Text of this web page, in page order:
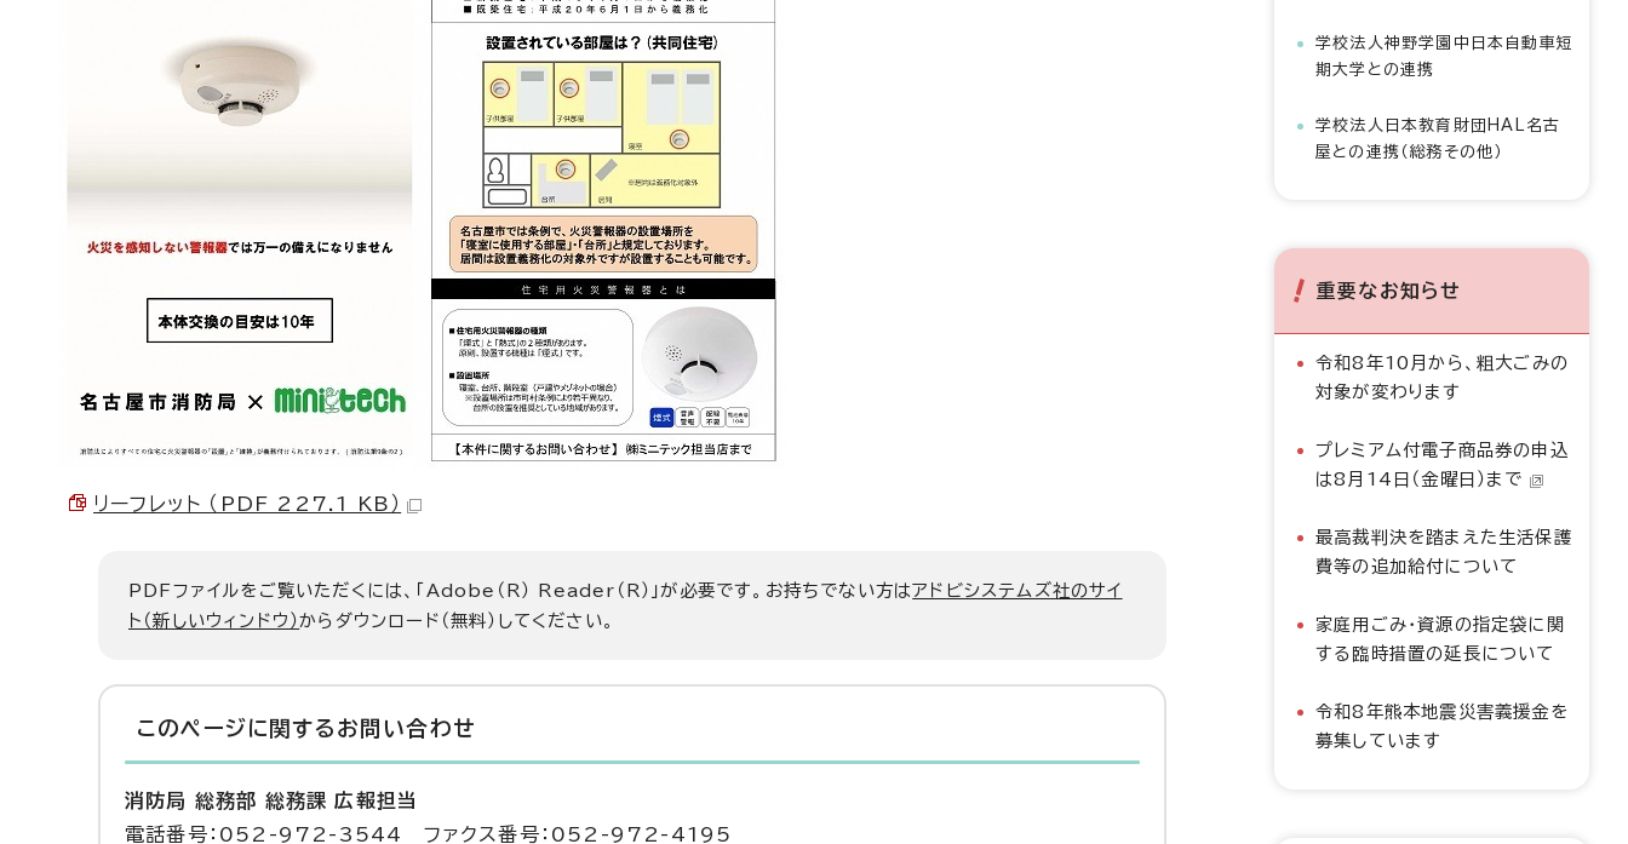
リーフレット （PDF 227.1 KB）
PDFファイルをご覧いただくには、「Adobe（R） Reader（R）」が必要です。お持ちでない方はアドビシステムズ社のサイ
ト（新しいウィンドウ）からダウンロード（無料）してください。
このページに関する お問い合わせ
消防局 総務部 総務課 広報担当
電話番号：052-972-3544 ファクス番号：052-972-4195
学校法人神野学園中日本自動車短
期大学との連携
学校法人日本教育財団HAL名古
屋との連携（総務その他）
重要なお知らせ
令和8年10月から、粗大ごみの
対象が変わります
プレミアム付電子商品券の申込
は8月14日（金曜日）まで
最高裁判決を踏まえた生活保護
費等の追加給付について
家庭用ごみ・資源の指定袋に関
する臨時措置の延長について
令和8年熊本地震災害義援金を
募集しています